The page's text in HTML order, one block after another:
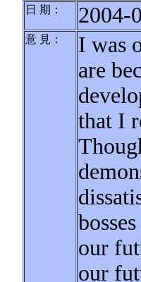
日 期： 2004-
意 見：
I was
are
that I
our
our